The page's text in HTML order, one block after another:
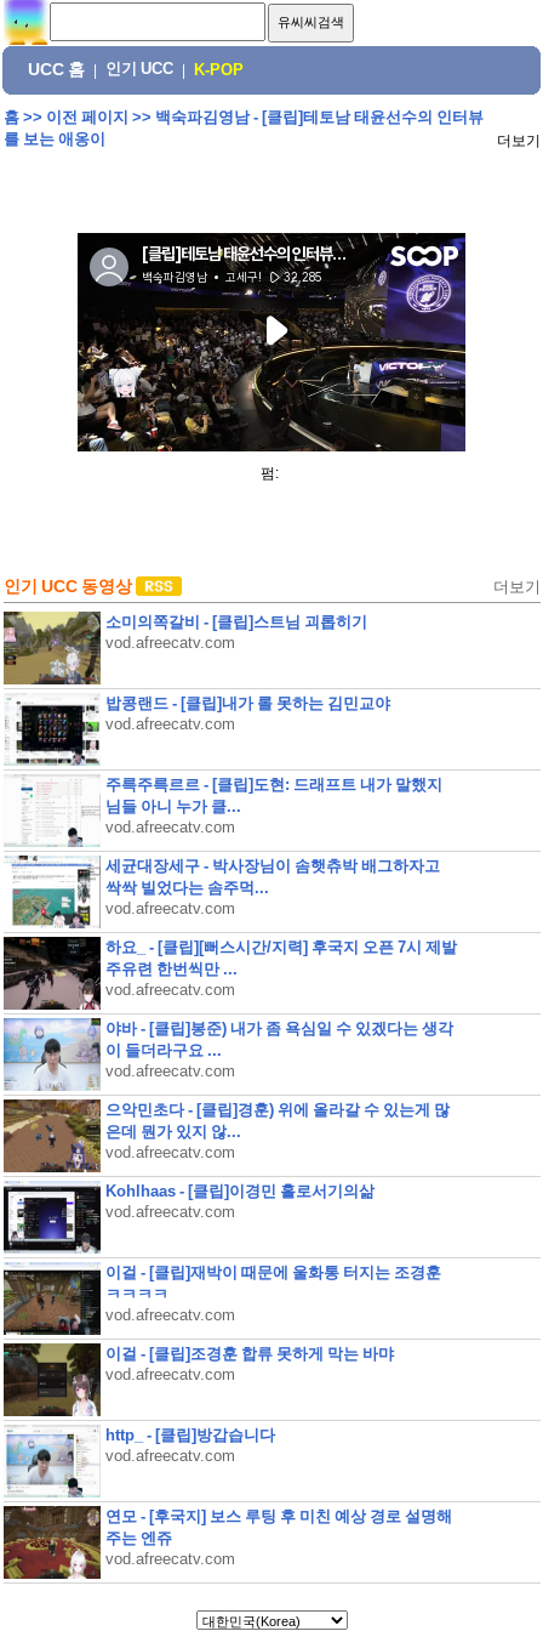
UCC 홈 인기 UCC K-POP
홈>> 이전 페이지 >> 백숙파김영남 - [클립]테토남 태윤선수의 인터뷰
를 보는 애옹이
더보기
펌:
인기 UCC 동영상 더보기
소미의쪽갈비 - [클립]스트님 괴롭히기
vod.afreecatv.com
밥콩랜드 - [클립]내가 롤 못하는 김민교야
vod.afreecatv.com
주륵주륵르르 - [클립]도현: 드래프트 내가 말했지
님들 아니 누가 클...
vod.afreecatv.com
세균대장세구 - 박사장님이 솜햇츄박 배그하자고
싹싹 빌었다는 솜주먹...
vod.afreecatv.com
하요_ - [클립][뻐스시간/지력] 후국지 오픈 7시 제발
주유련 한번씩만 ...
vod.afreecatv.com
야바 - [클립]봉준) 내가 좀 욕심일 수 있겠다는 생각
이 들더라구요 ...
vod.afreecatv.com
으악민초다 - [클립]경훈) 위에 올라갈 수 있는게 많
은데 뭔가 있지 않...
vod.afreecatv.com
Kohlhaas - [클립]이경민 홀로서기의삶
vod.afreecatv.com
이걸 - [클립]재박이 때문에 울화통 터지는 조경훈
ㅋㅋㅋㅋ
vod.afreecatv.com
이걸 - [클립]조경훈 합류 못하게 막는 바먀
vod.afreecatv.com
http_ - [클립]방갑습니다
vod.afreecatv.com
연모 - [후국지] 보스 루팅 후 미친 예상 경로 설명해
주는 엔쥬
vod.afreecatv.com